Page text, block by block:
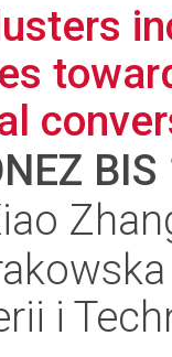
BIS
i